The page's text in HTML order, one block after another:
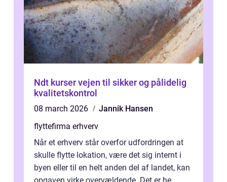
Ndt kurser vejen til sikker og pålidelig
kvalitetskontrol
08 march 2026
Jannik Hansen
flyttefirma erhverv
Når et erhverv står overfor udfordringen at
skulle flytte lokation, være det sig internt i
byen eller til en helt anden del af landet, kan